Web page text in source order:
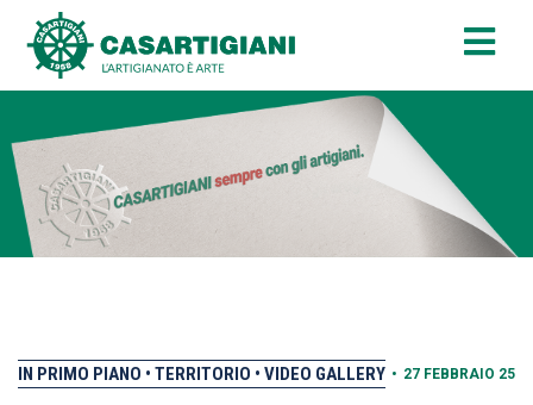
IN PRIMO PIANO TERRITORIO VIDEO GALLERY • 27 FEBBRAIO 25